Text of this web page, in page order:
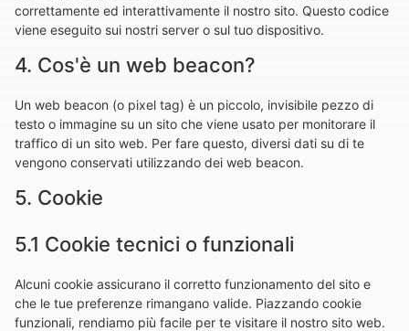
correttamente ed interattivamente il nostro sito. Questo codice
viene eseguito sui nostri server o sul tuo dispositivo.
4. Cos'è un web beacon?
Un web beacon (o pixel tag) è un piccolo, invisibile pezzo di
testo o immagine su un sito che viene usato per monitorare il
traffico di un sito web. Per fare questo, diversi dati su di te
vengono conservati utilizzando dei web beacon.
5. Cookie
5.1 Cookie tecnici o funzionali
Alcuni cookie assicurano il corretto funzionamento del sito e
che le tue preferenze rimangano valide. Piazzando cookie
funzionali, rendiamo più facile per te visitare il nostro sito web.